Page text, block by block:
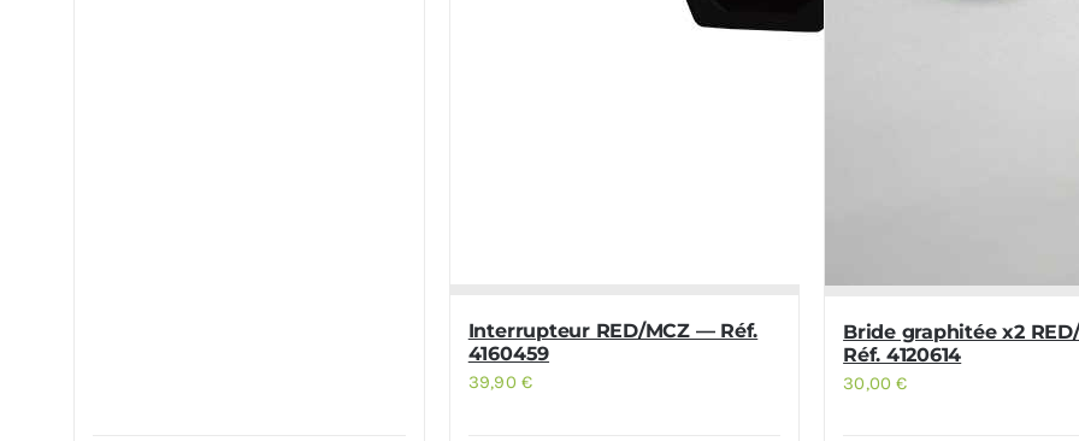
Interrupteur RED/MCZ — Réf.
4160459
39,90€
Bride graphitée x2
Réf. 4120614
30,00€